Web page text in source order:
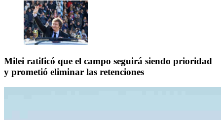
Milei ratificó que el campo seguirá siendo prioridad
y prometió eliminar las retenciones